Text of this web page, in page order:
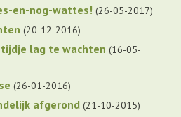
en-nog-wattes! 26-05-2017
20-12-2016
lag te wachten 16-05-
26-01-2016
afgerond 21-10-2015